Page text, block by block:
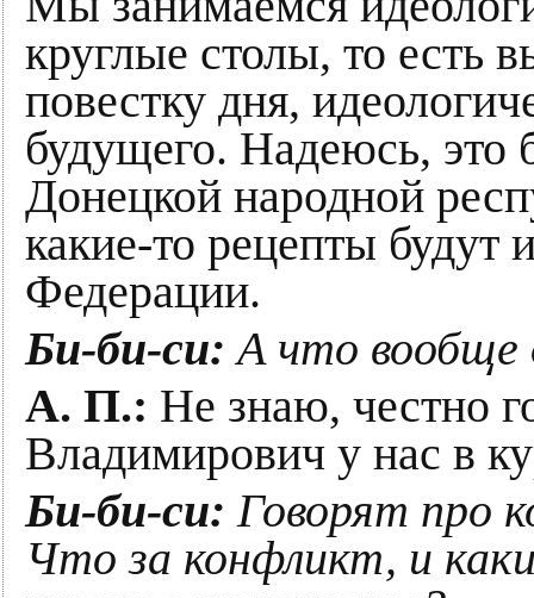
круглые столы, то есть
повестку дня,
будущего. Надеюсь, это
Донецкой народной
какие-то рецепты будут
Федерации.
Би-би-си: А что вообще
А. П.: Не знаю, честно
Владимирович у нас в
Би-би-си: Говорят про
Что за конфликт, и